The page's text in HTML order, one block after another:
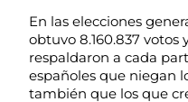
En las elecciones
obtuvo 8.160.837 votos
respaldaron a cada
españoles que niegan
también que los que